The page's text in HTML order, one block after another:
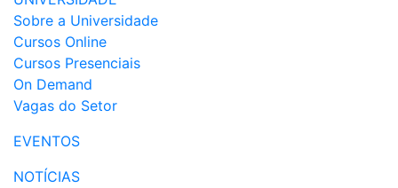
Sobre a Universidade
Cursos Online
Cursos Presenciais
On Demand
Vagas do Setor
EVENTOS
NOTÍCIAS